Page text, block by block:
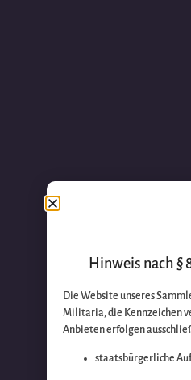
Hinweis nach §
Die Website unseres
Militaria, die Kennzeichen
Anbieten erfolgen
staatsbürgerliche